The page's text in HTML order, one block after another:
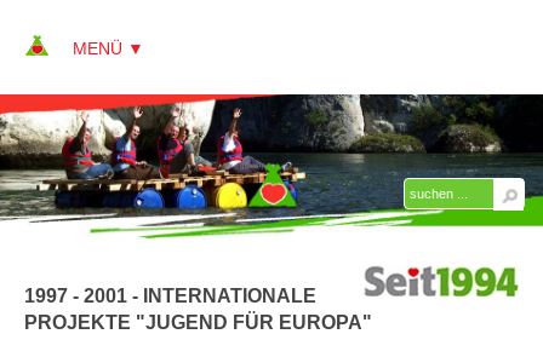
ÜBER KAP
Philosphie
▼
1997 - 2001 - INTERNATIONALE
PROJEKTE "JUGEND FÜR EUROPA"